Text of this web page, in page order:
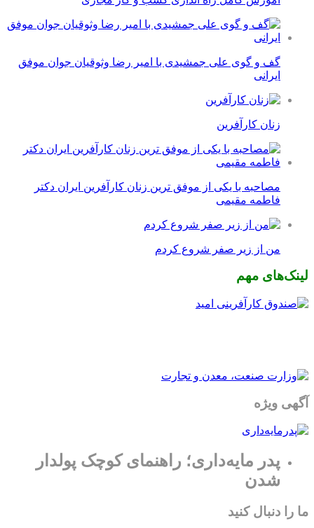
گف و گوی علی جمشیدی با امیر رضا وثوقیان جوان موفق
ایرانی
زنان کارآفرین
مصاحبه با یکی از موفق ترین زنان کارآفرین ایران دکتر
فاطمه مقیمی
من از زیر صفر شروع کردم
لینک‌های مهم
آگهی ویژه
پدر مایه‌داری؛ راهنمای کوچک پولدار
شدن
ما را دنبال کنید